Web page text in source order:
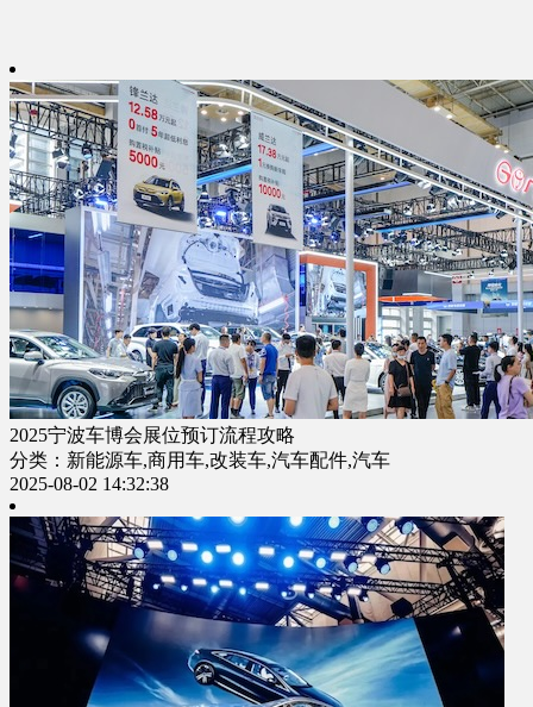
2025宁波车博会展位预订流程攻略
分类：新能源车,商用车,改装车,汽车配件,汽车
2025-08-02 14:32:38